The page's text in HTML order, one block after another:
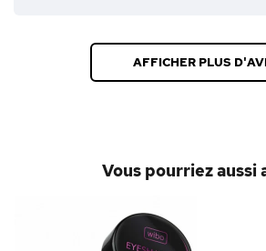
AFFICHER PLUS
Vous pourriez aussi